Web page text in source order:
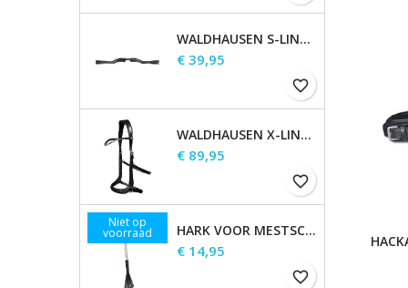
WALDHAUSEN S-LINE GAP-KOPSTUK
Prijs
€ 39,95
favorite_border
WALDHAUSEN X-LINE BITLOOS HOOFDSTEL SENSATION
Prijs
€ 89,95
favorite_border
Niet op
voorraad HARK VOOR MESTSCHEP
Prijs
€ 14,95
favorite_border